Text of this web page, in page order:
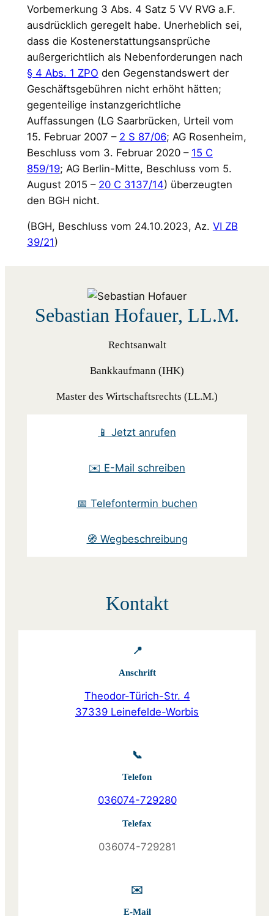
Vorbemerkung 3 Abs. 4 Satz 5 VV RVG a.F.
ausdrücklich geregelt habe. Unerheblich sei,
dass die Kostenerstattungsansprüche
außergerichtlich als Nebenforderungen nach
§ 4 Abs. 1 ZPO den Gegenstandswert der
Geschäftsgebühren nicht erhöht hätten;
gegenteilige instanzgerichtliche
Auffassungen (LG Saarbrücken, Urteil vom
15. Februar 2007 – 2 S 87/06; AG Rosenheim,
Beschluss vom 3. Februar 2020 – 15 C
859/19; AG Berlin-Mitte, Beschluss vom 5.
August 2015 – 20 C 3137/14) überzeugten
den BGH nicht.
(BGH, Beschluss vom 24.10.2023, Az. VI ZB
39/21)
Sebastian Hofauer, LL.M.
Rechtsanwalt
Bankkaufmann (IHK)
Master des Wirtschaftsrechts (LL.M.)
📱 Jetzt anrufen
✉️ E-Mail schreiben
📅 Telefontermin buchen
🧭 Wegbeschreibung
Kontakt
📍
Anschrift
Theodor-Türich-Str. 4
37339 Leinefelde-Worbis
📞
Telefon
036074-729280
Telefax
036074-729281
✉️
E-Mail